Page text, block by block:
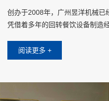
创办于2008年，广州昱洋机械已
凭借着多年的回转餐饮设备制造
阅读更多 +